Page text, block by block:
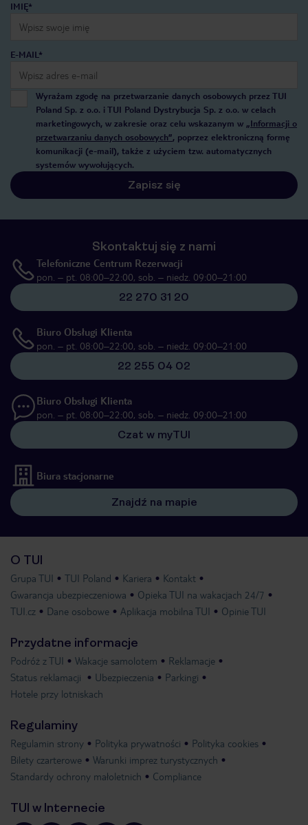
IMIĘ*
E-MAIL*
Wyrażam zgodę na przetwarzanie danych osobowych przez TUI
Poland Sp. z o.o. i TUI Poland Dystrybucja Sp. z o.o. w celach
marketingowych, w zakresie oraz celu wskazanym w „Informacji o
przetwarzaniu danych osobowych”, poprzez elektroniczną formę
komunikacji (e-mail), także z użyciem tzw. automatycznych
systemów wywołujących.
Zapisz się
Skontaktuj się z nami
Telefoniczne Centrum Rezerwacji
pon. – pt. 08:00–22:00, sob. – niedz. 09:00–21:00
22 270 31 20
Biuro Obsługi Klienta
pon. – pt. 08:00–22:00, sob. – niedz. 09:00–21:00
22 255 04 02
Biuro Obsługi Klienta
pon. – pt. 08:00–22:00, sob. – niedz. 09:00–21:00
Czat w myTUI
Biura stacjonarne
Znajdź na mapie
O TUI
Grupa TUI TUI Poland Kariera
Kontakt
Gwarancja ubezpieczeniowa
Opieka TUI na wakacjach 24/7
TUI.cz
Dane osobowe Aplikacja mobilna TUI Opinie TUI
Przydatne informacje
Podróż z TUI Wakacje samolotem
Reklamacje
Status reklamacji
Ubezpieczenia
Parkingi
Hotele przy lotniskach
Regulaminy
Regulamin strony Polityka prywatności
Polityka cookies
Bilety czarterowe
Warunki imprez turystycznych
Standardy ochrony małoletnich
Compliance
TUI w Internecie